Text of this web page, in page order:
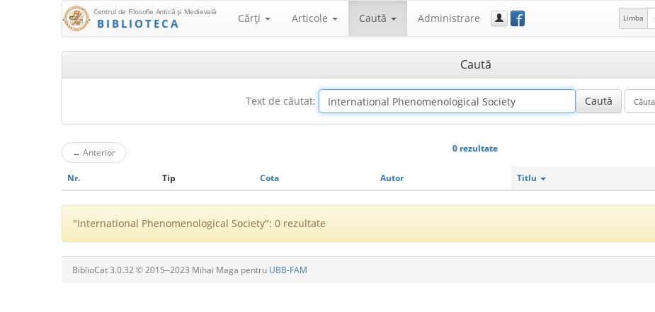
Centrul de Filosofie Antică şi Medievală
BIBLIOTECA Cărţi Articole Caută Administrare f Limba
Caută
Text de căutat:
← Anterior 0 rezultate
Nr. Tip Cota Autor Titlu
"International Phenomenological Society": 0 rezultate
BiblioCat 3.0.32 © 2015‒2023 Mihai Maga pentru UBB-FAM